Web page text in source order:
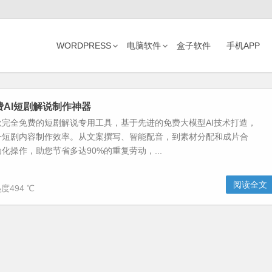
WORDPRESS 电脑软件 盒子软件 手机APP
AI短剧解说制作神器
全免费的短剧解说专用工具，基于先进的免费大模型AI技术打造，
剧内容制作效率。从文案撰写、智能配音，到素材分配和成片合
操作，助您节省多达90%的重复劳动，...
494 ℃ 阅读全文